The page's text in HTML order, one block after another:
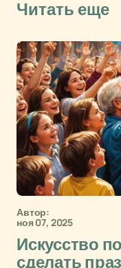
Читать еще
Автор:
ноя 07, 2025
Искусство
сделать